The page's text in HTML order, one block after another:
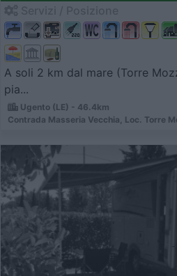
A soli 2 km dal mare (Torre
pia...
Ugento (LE) - 46.4km
Contrada Masseria Vecchia, Loc. Torre